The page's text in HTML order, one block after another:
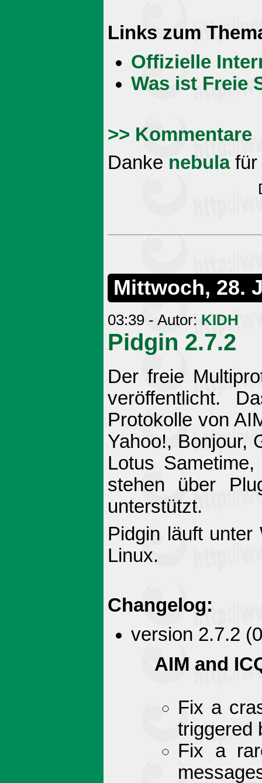
Links zum
Offizielle
Was ist Freie
>> Kommentare
Danke nebulafür
Mittwoch, 28.
03:39 - Autor: KIDH
Pidgin 2.7.2
Der freie
veröffentlicht.
Protokolle von
Yahoo!, Bonjour,
Lotus
stehen über
unterstützt.
Pidgin läuft
Linux.
Changelog:
version 2.7.2
AIM and
Fix a
triggered
Fix a